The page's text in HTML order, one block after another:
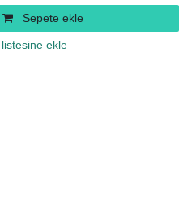
Sepete ekle
ekle